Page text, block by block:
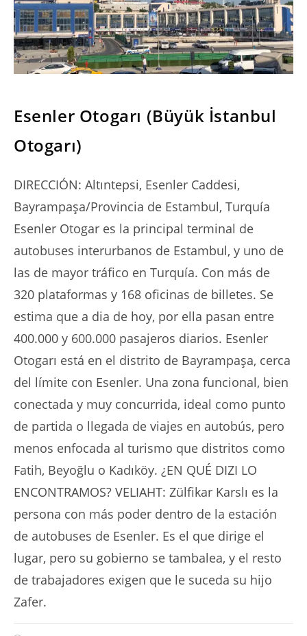
Esenler Otogarı (Büyük İstanbul
Otogarı)
DIRECCIÓN: Altıntepsi, Esenler Caddesi,
Bayrampaşa/Provincia de Estambul, Turquía
Esenler Otogar es la principal terminal de
autobuses interurbanos de Estambul, y uno de
las de mayor tráfico en Turquía. Con más de
320 plataformas y 168 oficinas de billetes. Se
estima que a dia de hoy, por ella pasan entre
400.000 y 600.000 pasajeros diarios. Esenler
Otogarı está en el distrito de Bayrampaşa, cerca
del límite con Esenler. Una zona funcional, bien
conectada y muy concurrida, ideal como punto
de partida o llegada de viajes en autobús, pero
menos enfocada al turismo que distritos como
Fatih, Beyoğlu o Kadıköy. ¿EN QUÉ DIZI LO
ENCONTRAMOS? VELIAHT: Zülfikar Karslı es la
persona con más poder dentro de la estación
de autobuses de Esenler. Es el que dirige el
lugar, pero su gobierno se tambalea, y el resto
de trabajadores exigen que le suceda su hijo
Zafer.